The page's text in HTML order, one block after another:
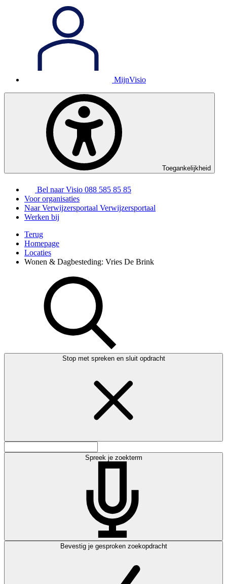
MijnVisio
Toegankelijkheid
Bel naar Visio 088 585 85 85
Voor organisaties
Naar Verwijzersportaal Verwijzersportaal
Werken bij
Terug
Homepage
Locaties
Wonen & Dagbesteding: Vries De Brink
Stop met spreken en sluit opdracht
Spreek je zoekterm
Bevestig je gesproken zoekopdracht